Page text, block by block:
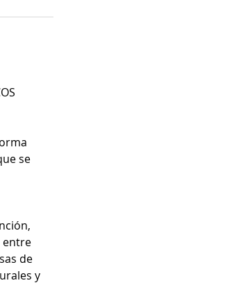
se
entre
de
y